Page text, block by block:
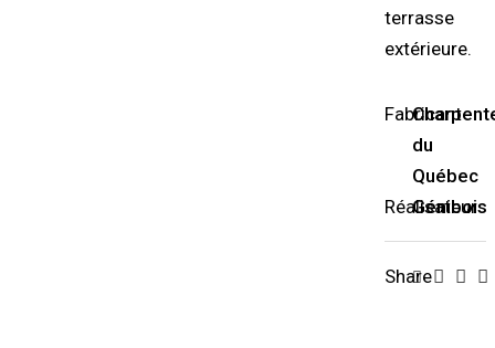
terrasse
extérieure.
Fabricant
du
Québec
Réalisateur
Génibois
Share